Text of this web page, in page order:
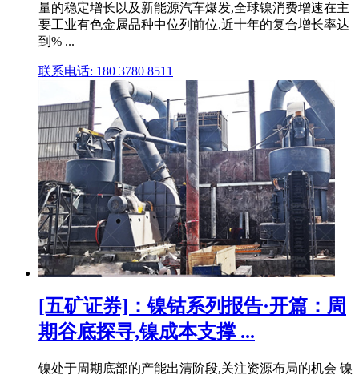
量的稳定增长以及新能源汽车爆发,全球镍消费增速在主
要工业有色金属品种中位列前位,近十年的复合增长率达
到% ...
联系电话: 180 3780 8511
[五矿证券]：镍钴系列报告·开篇：周
期谷底探寻,镍成本支撑 ...
镍处于周期底部的产能出清阶段,关注资源布局的机会 镍